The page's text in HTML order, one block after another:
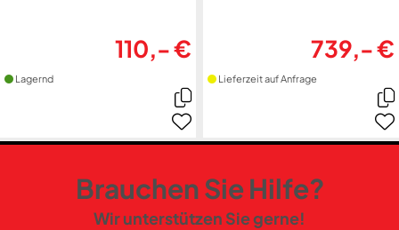
110,- €
Lagernd
739,- €
Lieferzeit auf Anfrage
Brauchen Sie Hilfe?
Wir unterstützen Sie gerne!